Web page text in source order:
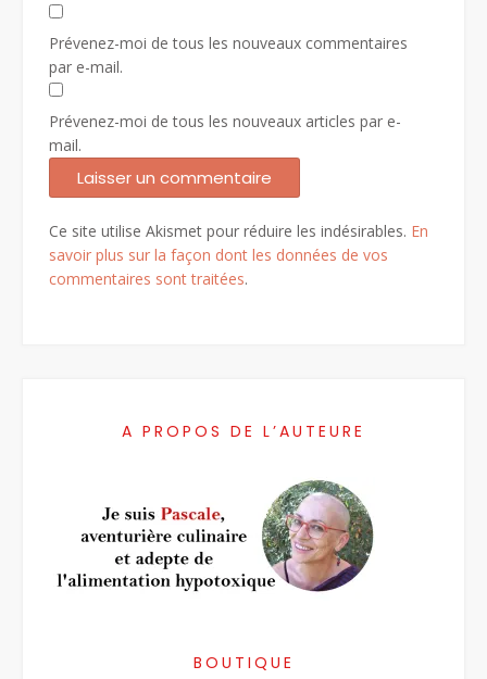
Prévenez-moi de tous les nouveaux commentaires
par e-mail.
Prévenez-moi de tous les nouveaux articles par e-
mail.
Ce site utilise Akismet pour réduire les indésirables. En
savoir plus sur la façon dont les données de vos
commentaires sont traitées.
A PROPOS DE L’AUTEURE
BOUTIQUE